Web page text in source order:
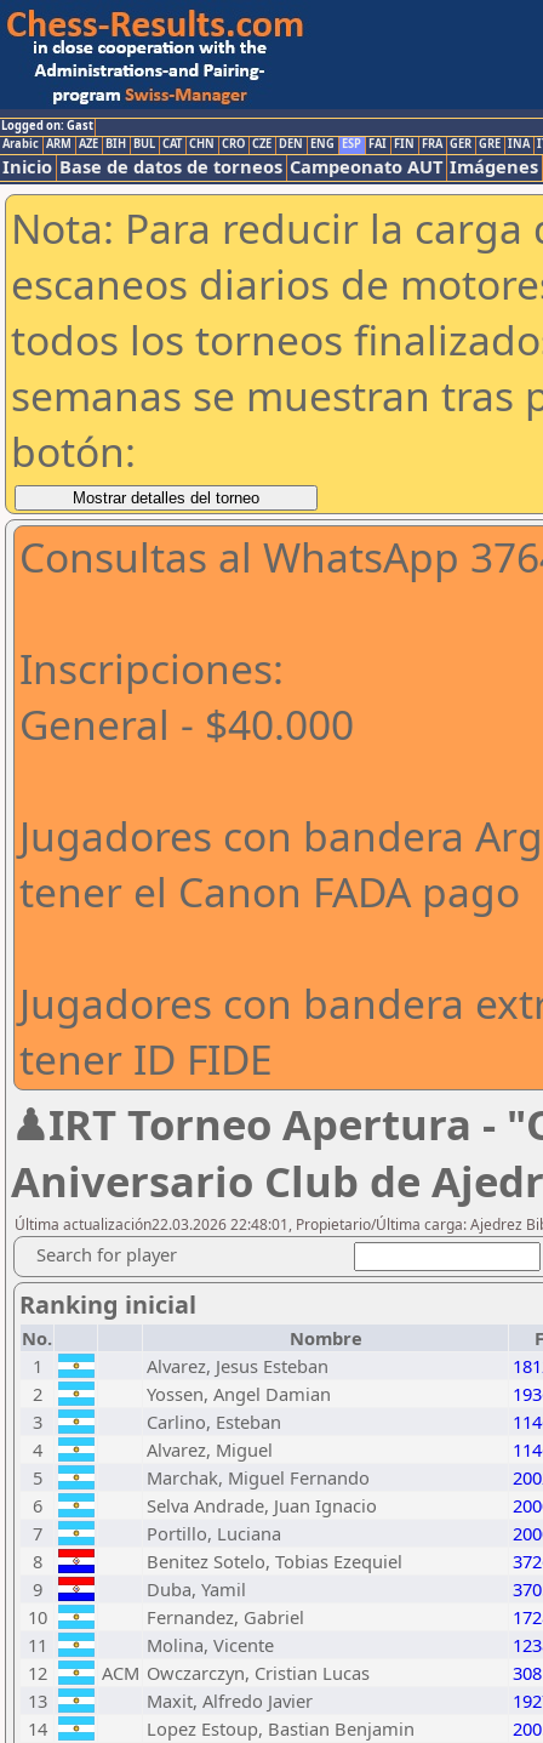
Logged on: Gast
Arabic ARM AZE BIH BUL CAT CHN CRO CZE DEN ENG ESP FAI FIN FRA GER GRE INA
Inicio Base de datos de torneos Campeonato AUT Imágenes
Nota: Para reducir la
escaneos diarios de
todos los torneos
semanas se muestran tras
botón:
Consultas al WhatsApp
Inscripciones:
General - $40.000
Jugadores con bandera
tener el Canon FADA pago
Jugadores con bandera
tener ID FIDE
♟IRT Torneo Apertura -
Aniversario Club de
Última actualización22.03.2026 22:48:01, Propietario/Última carga: Ajedrez
Search for player
Ranking inicial
No. Nombre
1
Alvarez, Jesus Esteban
2
Yossen, Angel Damian
3
Carlino, Esteban
4
Alvarez, Miguel
5
Marchak, Miguel Fernando
6
Selva Andrade, Juan Ignacio
7
Portillo, Luciana
8
Benitez Sotelo, Tobias Ezequiel
9
Duba, Yamil
10
Fernandez, Gabriel
11
Molina, Vicente
12
ACM Owczarczyn, Cristian Lucas
13
Maxit, Alfredo Javier
14
Lopez Estoup, Bastian Benjamin